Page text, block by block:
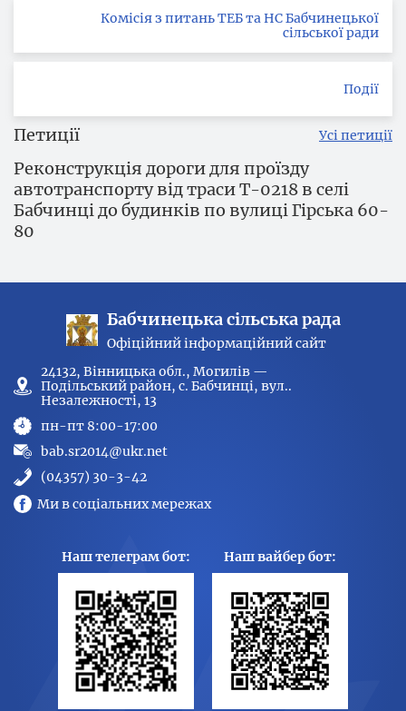
Комісія з питань ТЕБ та НС Бабчинецької
сільської ради
Події
Петиції Усі петиції
Реконструкція дороги для проїзду
автотранспорту від траси Т-0218 в селі
Бабчинці до будинків по вулиці Гірська 60-
80
Бабчинецька сільська рада
Офіційний інформаційний сайт
24132, Вінницька обл., Могилів —
Подільський район, с. Бабчинці, вул..
Незалежності, 13
пн-пт 8:00-17:00
bab.sr2014@ukr.net
(04357) 30-3-42
Ми в соціальних мережах
Наш телеграм бот: Наш вайбер бот: